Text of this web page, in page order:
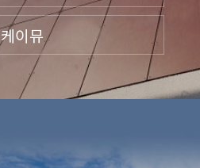
케이뮤